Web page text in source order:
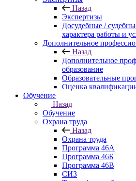
Назад
Экспертизы
Досудебные /
характера работы и
Дополнительное
Назад
Дополнительное
образование
Образовательные
Оценка
Обучение
Назад
Обучение
Охрана труда
Назад
Охрана труда
Программа 46А
Программа 46Б
Программа 46В
СИЗ